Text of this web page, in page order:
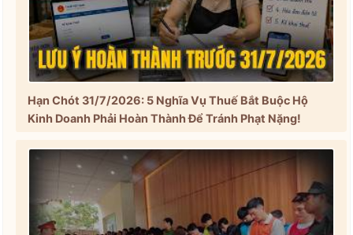
Hạn Chót 31/7/2026: 5 Nghĩa Vụ Thuế Bắt Buộc Hộ
Kinh Doanh Phải Hoàn Thành Để Tránh Phạt Nặng!